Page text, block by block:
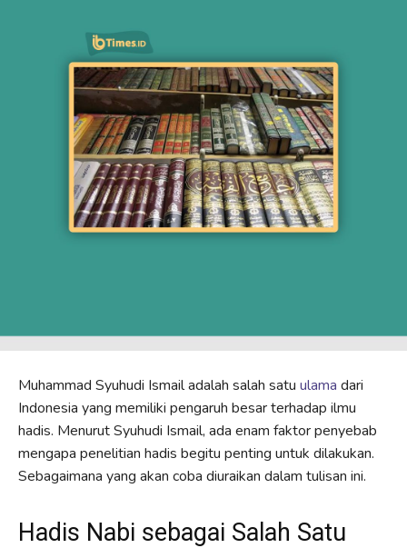
Muhammad Syuhudi Ismail adalah salah satu ulama dari
Indonesia yang memiliki pengaruh besar terhadap ilmu
hadis. Menurut Syuhudi Ismail, ada enam faktor penyebab
mengapa penelitian hadis begitu penting untuk dilakukan.
Sebagaimana yang akan coba diuraikan dalam tulisan ini.
Hadis Nabi sebagai Salah Satu